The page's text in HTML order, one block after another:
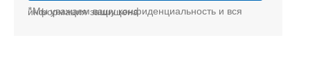
*Мы уважаем вашу конфиденциальность и вся информация защищена